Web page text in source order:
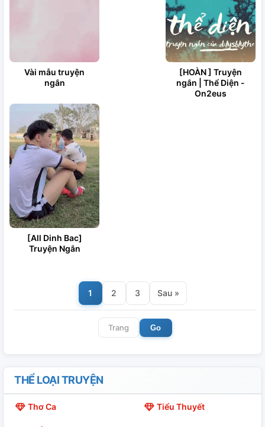
Vài mẫu truyện
ngắn
[HOÀN ] Truyện
ngắn | Thể Diện -
On2eus
[All Dinh Bac]
Truyện Ngắn
1 2 3 Sau »
Go
THỂ LOẠI TRUYỆN
Thơ Ca Tiểu Thuyết